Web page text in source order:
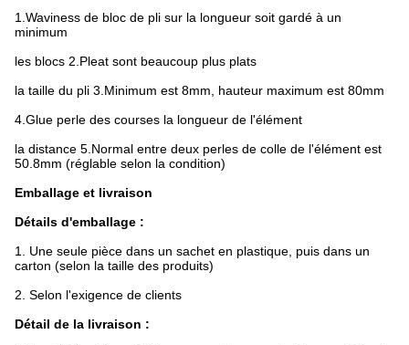
1.Waviness de bloc de pli sur la longueur soit gardé à un
minimum
les blocs 2.Pleat sont beaucoup plus plats
la taille du pli 3.Minimum est 8mm, hauteur maximum est 80mm
4.Glue perle des courses la longueur de l'élément
la distance 5.Normal entre deux perles de colle de l'élément est
50.8mm (réglable selon la condition)
Emballage et livraison
Détails d'emballage :
1. Une seule pièce dans un sachet en plastique, puis dans un
carton (selon la taille des produits)
2. Selon l'exigence de clients
Détail de la livraison :